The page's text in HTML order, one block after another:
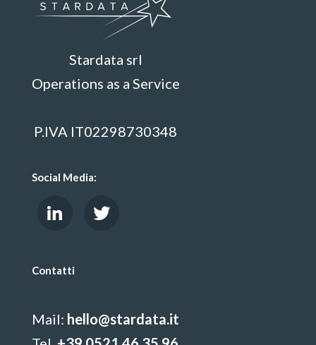
Stardata srl
Operations as a Service
P.IVA IT02298730348
Social Media:
Contatti
Mail: hello@stardata.it